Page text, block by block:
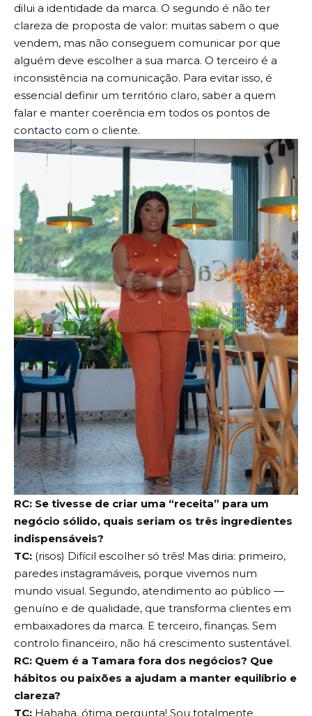
dilui a identidade da marca. O segundo é não ter
clareza de proposta de valor: muitas sabem o que
vendem, mas não conseguem comunicar por que
alguém deve escolher a sua marca. O terceiro é a
inconsistência na comunicação. Para evitar isso, é
essencial definir um território claro, saber a quem
falar e manter coerência em todos os pontos de
contacto com o cliente.
RC: Se tivesse de criar uma “receita” para um
negócio sólido, quais seriam os três ingredientes
indispensáveis?
TC: (risos) Difícil escolher só três! Mas diria: primeiro,
paredes instagramáveis, porque vivemos num
mundo visual. Segundo, atendimento ao público —
genuíno e de qualidade, que transforma clientes em
embaixadores da marca. E terceiro, finanças. Sem
controlo financeiro, não há crescimento sustentável.
RC: Quem é a Tamara fora dos negócios? Que
hábitos ou paixões a ajudam a manter equilíbrio e
clareza?
TC: Hahaha, ótima pergunta! Sou totalmente